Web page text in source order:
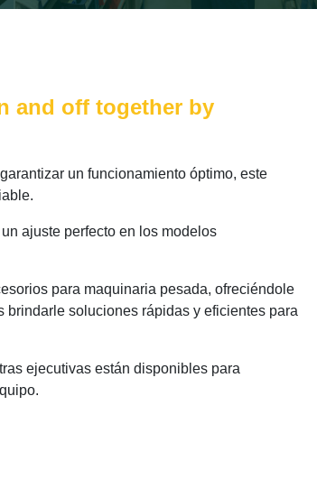
and off together by
un funcionamiento óptimo, este
ajuste perfecto en los modelos
para maquinaria pesada, ofreciéndole
brindarle soluciones rápidas y eficientes para
ejecutivas están disponibles para